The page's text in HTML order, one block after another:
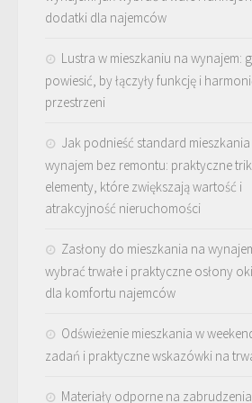
dodatki dla najemców
Lustra w mieszkaniu na wynajem:
powiesić, by łączyły funkcję i
przestrzeni
Jak podnieść standard
wynajem bez remontu: praktyczne
elementy, które zwiększają wartość i
atrakcyjność nieruchomości
Zasłony do mieszkania na
wybrać trwałe i praktyczne osłony
dla komfortu najemców
Odświeżenie mieszkania w
zadań i praktyczne wskazówki na
Materiały odporne na